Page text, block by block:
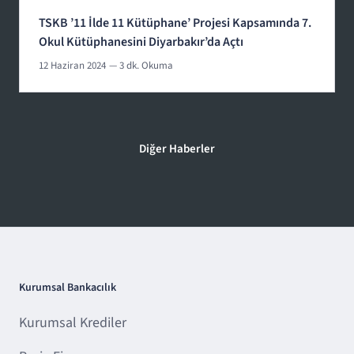
TSKB ’11 İlde 11 Kütüphane’ Projesi Kapsamında 7.
Okul Kütüphanesini Diyarbakır’da Açtı
12 Haziran 2024 — 3 dk. Okuma
Diğer Haberler
Kurumsal Bankacılık
Kurumsal Krediler